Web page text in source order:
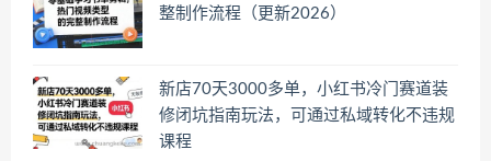
整制作流程（更新2026）
新店70天3000多单，小红书冷门赛道装
修闭坑指南玩法，可通过私域转化不违规
课程